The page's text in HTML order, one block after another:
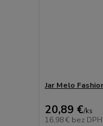
Jar Melo
20,89 €/ks
16,98 € bez DPH